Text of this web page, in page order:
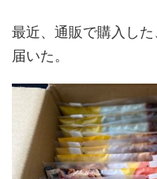
最近、通販で購入し
届いた。